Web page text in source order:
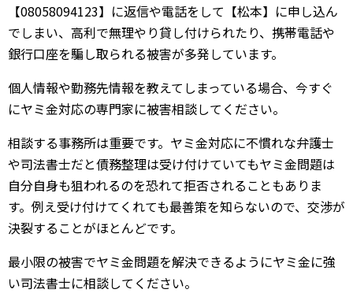
【08058094123】に返信や電話をして【松本】に申し込ん
でしまい、高利で無理やり貸し付けられたり、携帯電話や
銀行口座を騙し取られる被害が多発しています。
個人情報や勤務先情報を教えてしまっている場合、今すぐ
にヤミ金対応の専門家に被害相談してください。
相談する事務所は重要です。ヤミ金対応に不慣れな弁護士
や司法書士だと債務整理は受け付けていてもヤミ金問題は
自分自身も狙われるのを恐れて拒否されることもありま
す。例え受け付けてくれても最善策を知らないので、交渉が
決裂することがほとんどです。
最小限の被害でヤミ金問題を解決できるようにヤミ金に強
い司法書士に相談してください。